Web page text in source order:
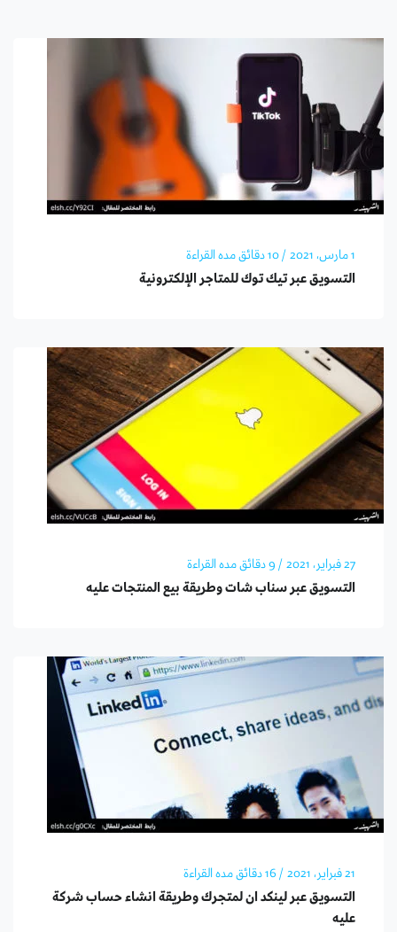
1 مارس، 2021 / 10 دقائق مده القراءة
التسويق عبر تيك توك للمتاجر الإلكترونية
27 فبراير، 2021 / 9 دقائق مده القراءة
التسويق عبر سناب شات وطريقة بيع المنتجات عليه
21 فبراير، 2021 / 16 دقائق مده القراءة
التسويق عبر لينكد ان لمتجرك وطريقة انشاء حساب شركة
عليه